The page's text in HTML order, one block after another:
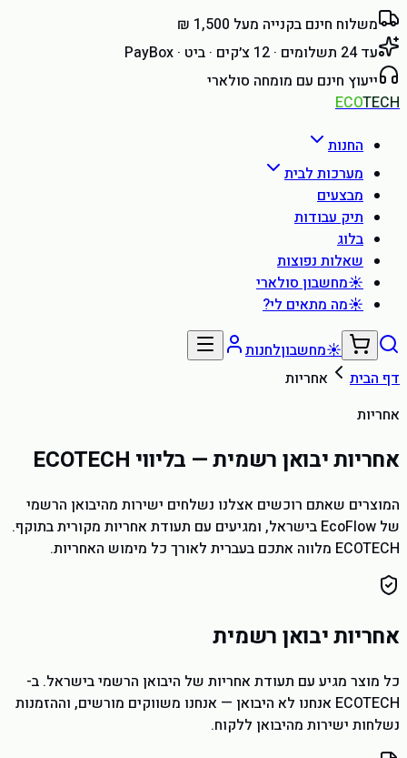
משלוח חינם בקנייה מעל 1,500 ₪
עד 24 תשלומים · 12 צ׳קים · ביט · PayBox
ייעוץ חינם עם מומחה סולארי
ECOTECH
החנות
מערכות לבית
מבצעים
תיק עבודות
בלוג
שאלות נפוצות
☀מחשבון סולארי
☀מה מתאים לי?
☀מחשבוןלחנות
דף הבית
אחריות
אחריות
אחריות יבואן רשמית — בליווי ECOTECH
המוצרים שאתם רוכשים אצלנו נשלחים ישירות מהיבואן הרשמי
של EcoFlow בישראל, ומגיעים עם תעודת אחריות מקורית בתוקף.
ECOTECH מלווה אתכם בעברית לאורך כל מימוש האחריות.
אחריות יבואן רשמית
כל מוצר מגיע עם תעודת אחריות של היבואן הרשמי בישראל. ב-
ECOTECH אנחנו לא היבואן — אנחנו משווקים מורשים, וההזמנות
נשלחות ישירות מהיבואן ללקוח.